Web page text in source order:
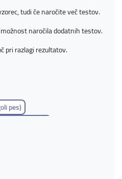
tudi če naročite več testov.
naročila dodatnih testov.
pri razlagi rezultatov.
pes)